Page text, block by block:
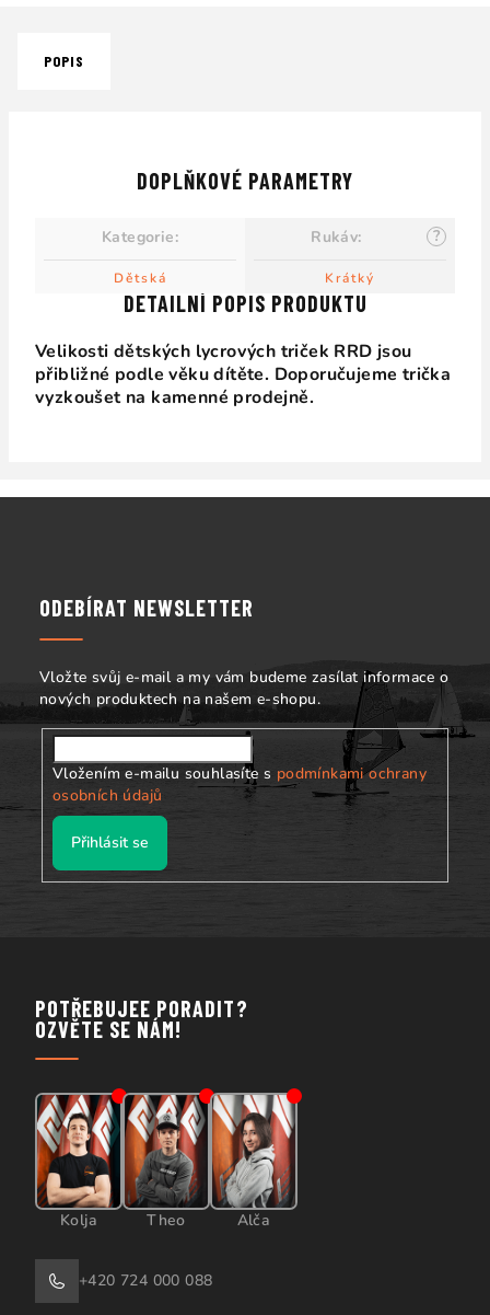
POPIS
DETAILNÍ POPIS PRODUKTU
Velikosti dětských lycrových triček RRD jsou
přibližné podle věku dítěte. Doporučujeme trička
vyzkoušet na kamenné prodejně.
DOPLŇKOVÉ PARAMETRY
Kategorie:
Dětská
?
Rukáv:
Krátký
ODEBÍRAT NEWSLETTER
Vložte svůj e-mail a my vám budeme zasílat informace o
nových produktech na našem e-shopu.
Vložením e-mailu souhlasíte s podmínkami ochrany
osobních údajů
Přihlásit se
POTŘEBUJEE PORADIT?
OZVĚTE SE NÁM!
Kolja Theo Alča
+420 724 000 088